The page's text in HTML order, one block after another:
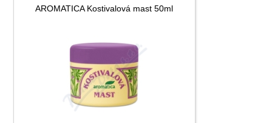
AROMATICA Kostivalová mast 50ml